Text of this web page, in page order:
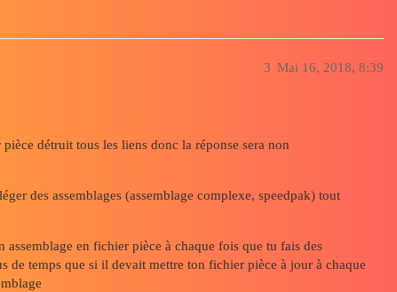
Mai 16, 2018, 8:39
3
détruit tous les liens donc la réponse sera non
des assemblages (assemblage complexe, speedpak) tout
en fichier pièce à chaque fois que tu fais des
de temps que si il devait mettre ton fichier pièce à jour à chaque